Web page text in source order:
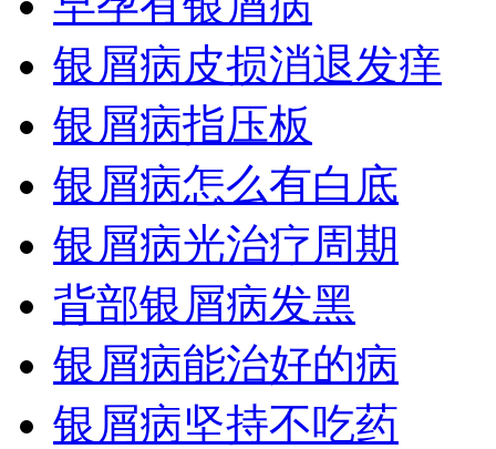
银屑病皮损消退发痒
银屑病指压板
银屑病怎么有白底
银屑病光治疗周期
背部银屑病发黑
银屑病能治好的病
银屑病坚持不吃药